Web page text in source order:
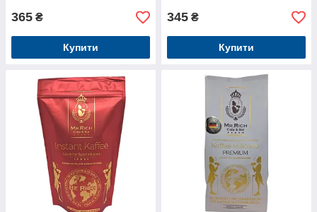
365 ₴
Купити
345 ₴
Купити